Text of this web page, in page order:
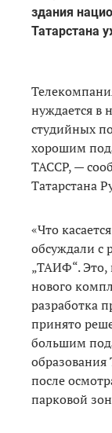
здания
Татарстана
нуждается в
студийных
хорошим
ТАССР, —
Татарстана
«Что
обсуждали с
„ТАИФ“. Это,
нового
разработка
принято
большим
после
парковой